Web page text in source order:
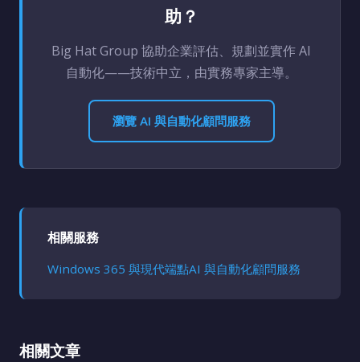
助？
Big Hat Group 協助企業評估、規劃並實作 AI
自動化——技術中立，由實務專家主導。
瀏覽 AI 與自動化顧問服務
相關服務
Windows 365 與現代端點AI 與自動化顧問服務
相關文章